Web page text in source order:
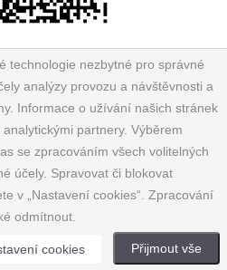
technologie nezbytné pro správné
analýzy provozu a návštěvnosti a
Informace o užívání našich stránek
partnery. Výběrem
se zpracováním všech volitelných
účely. Spravovat či blokovat
v „Nastavení cookies“. Zpracování
odmítnout.
Přijmout vše
cookies